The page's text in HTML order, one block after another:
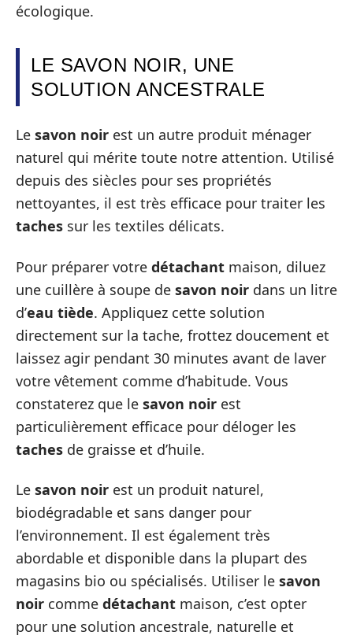
écologique.
LE SAVON NOIR, UNE
SOLUTION ANCESTRALE
Le savon noir est un autre produit ménager
naturel qui mérite toute notre attention. Utilisé
depuis des siècles pour ses propriétés
nettoyantes, il est très efficace pour traiter les
taches sur les textiles délicats.
Pour préparer votre détachant maison, diluez
une cuillère à soupe de savon noir dans un litre
d’eau tiède. Appliquez cette solution
directement sur la tache, frottez doucement et
laissez agir pendant 30 minutes avant de laver
votre vêtement comme d’habitude. Vous
constaterez que le savon noir est
particulièrement efficace pour déloger les
taches de graisse et d’huile.
Le savon noir est un produit naturel,
biodégradable et sans danger pour
l’environnement. Il est également très
abordable et disponible dans la plupart des
magasins bio ou spécialisés. Utiliser le savon
noir comme détachant maison, c’est opter
pour une solution ancestrale, naturelle et